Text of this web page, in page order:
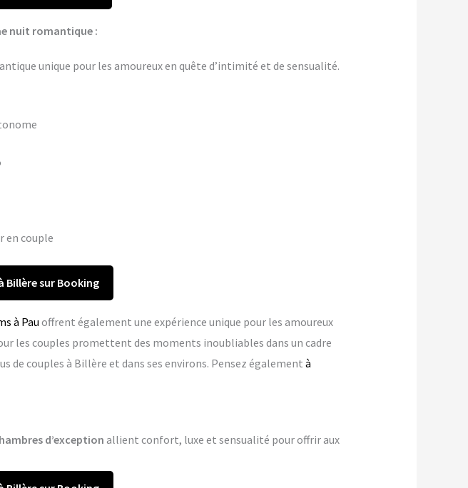
nuit romantique :
unique pour les amoureux en quête d’intimité et de sensualité.
en couple
Billère sur Booking
à Pau offrent également une expérience unique pour les amoureux
les couples promettent des moments inoubliables dans un cadre
de couples à Billère et dans ses environs. Pensez également à
d’exception allient confort, luxe et sensualité pour offrir aux